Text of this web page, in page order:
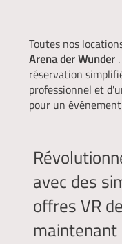
Toutes nos
Arena der Wunder.
réservation
professionnel et
pour un
avec des
offres VR
maintenant